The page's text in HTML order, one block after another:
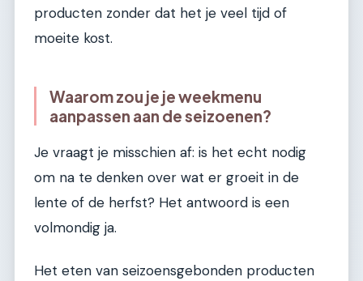
producten zonder dat het je veel tijd of
moeite kost.
Waarom zou je je weekmenu
aanpassen aan de seizoenen?
Je vraagt je misschien af: is het echt nodig
om na te denken over wat er groeit in de
lente of de herfst? Het antwoord is een
volmondig ja.
Het eten van seizoensgebonden producten